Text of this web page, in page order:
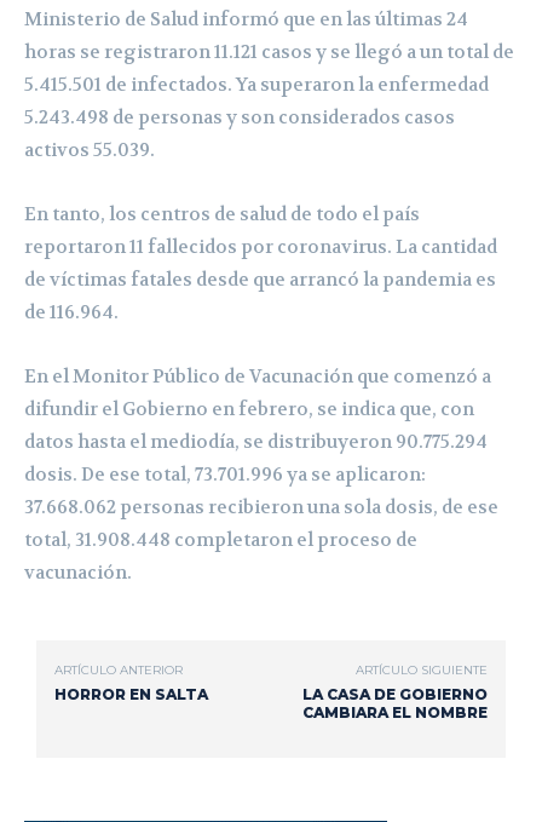
Ministerio de Salud informó que en las últimas 24
horas se registraron 11.121 casos y se llegó a un total de
5.415.501 de infectados. Ya superaron la enfermedad
5.243.498 de personas y son considerados casos
activos 55.039.
En tanto, los centros de salud de todo el país
reportaron 11 fallecidos por coronavirus. La cantidad
de víctimas fatales desde que arrancó la pandemia es
de 116.964.
En el Monitor Público de Vacunación que comenzó a
difundir el Gobierno en febrero, se indica que, con
datos hasta el mediodía, se distribuyeron 90.775.294
dosis. De ese total, 73.701.996 ya se aplicaron:
37.668.062 personas recibieron una sola dosis, de ese
total, 31.908.448 completaron el proceso de
vacunación.
ARTÍCULO ANTERIOR
HORROR EN SALTA
ARTÍCULO SIGUIENTE
LA CASA DE GOBIERNO
CAMBIARA EL NOMBRE